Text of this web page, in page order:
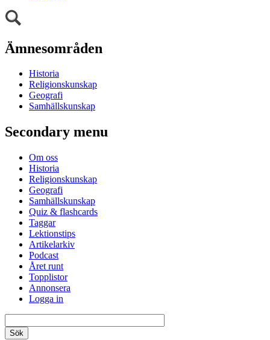
Ämnesområden
Historia
Religionskunskap
Geografi
Samhällskunskap
Secondary menu
Om oss
Historia
Religionskunskap
Geografi
Samhällskunskap
Quiz & flashcards
Taggar
Lektionstips
Artikelarkiv
Podcast
Året runt
Topplistor
Annonsera
Logga in